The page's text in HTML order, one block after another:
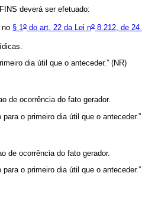
deverá ser efetuado:
no § 1o do art. 22 da Lei no 8.212, de 24
dia útil que o anteceder.” (NR)
de ocorrência do fato gerador.
o primeiro dia útil que o
de ocorrência do fato gerador.
o primeiro dia útil que o